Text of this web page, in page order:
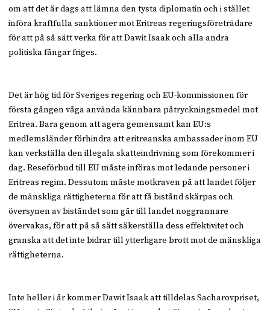
om att det är dags att lämna den tysta diplomatin och i stället
införa kraftfulla sanktioner mot Eritreas regeringsföreträdare
för att på så sätt verka för att Dawit Isaak och alla andra
politiska fångar friges.
Det är hög tid för Sveriges regering och EU-kommissionen för
första gången våga använda kännbara påtryckningsmedel mot
Eritrea. Bara genom att agera gemensamt kan EU:s
medlemsländer förhindra att eritreanska ambassader inom EU
kan verkställa den illegala skatteindrivning som förekommer i
dag. Reseförbud till EU måste införas mot ledande personer i
Eritreas regim. Dessutom måste motkraven på att landet följer
de mänskliga rättigheterna för att få bistånd skärpas och
översynen av biståndet som går till landet noggrannare
övervakas, för att på så sätt säkerställa dess effektivitet och
granska att det inte bidrar till ytterligare brott mot de mänskliga
rättigheterna.
Inte heller i år kommer Dawit Isaak att tilldelas Sacharovpriset,